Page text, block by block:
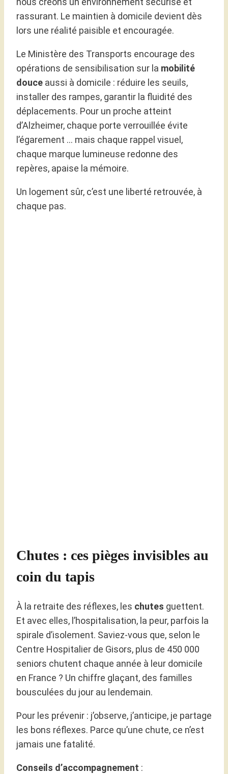
rassurant. Le maintien à domicile devient dès
lors une réalité paisible et encouragée.
Le Ministère des Transports encourage des
opérations de sensibilisation sur la mobilité
douce aussi à domicile : réduire les seuils,
installer des rampes, garantir la fluidité des
déplacements. Pour un proche atteint
d’Alzheimer, chaque porte verrouillée évite
l’égarement … mais chaque rappel visuel,
chaque marque lumineuse redonne des
repères, apaise la mémoire.
Un logement sûr, c’est une liberté retrouvée, à
chaque pas.
Chutes : ces pièges invisibles au
coin du tapis
À la retraite des réflexes, les chutes guettent.
Et avec elles, l’hospitalisation, la peur, parfois la
spirale d’isolement. Saviez-vous que, selon le
Centre Hospitalier de Gisors, plus de 450 000
seniors chutent chaque année à leur domicile
en France ? Un chiffre glaçant, des familles
bousculées du jour au lendemain.
Pour les prévenir : j’observe, j’anticipe, je partage
les bons réflexes. Parce qu’une chute, ce n’est
jamais une fatalité.
Conseils d’accompagnement :